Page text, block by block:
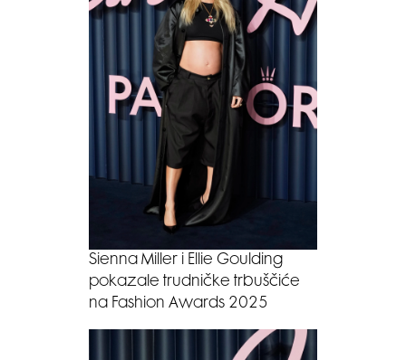
Sienna Miller i Ellie Goulding
pokazale trudničke trbuščiće
na Fashion Awards 2025